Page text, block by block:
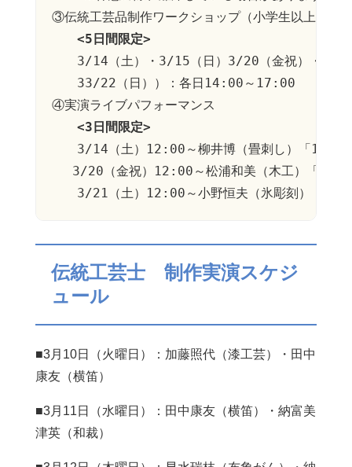
<5日間限定>
3/14（土）・3/15（日）3/20（金祝）・3/21
33/22（日））：各日14:00～17:00
<3日間限定>
3/14（土）12:00～柳井博（畳刺し）「1時間
3/20（金祝）12:00～松浦和美（木工）「ダ・ビ
伝統工芸士 制作実演スケジ
ュール
■3月10日（火曜日）：加藤照代（漆工芸）・田中
康友（横笛）
■3月11日（水曜日）：田中康友（横笛）・納富美
津英（和裁）